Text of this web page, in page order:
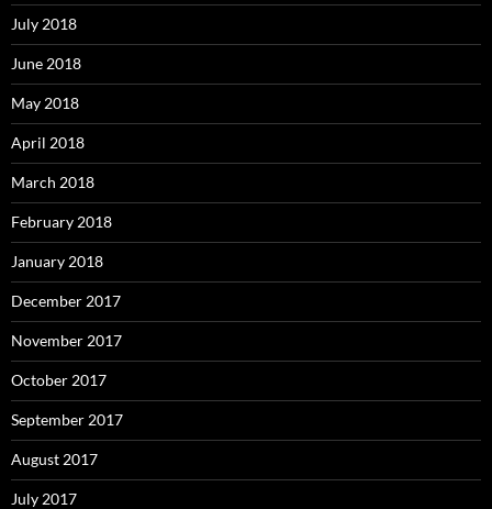
July 2018
June 2018
May 2018
April 2018
March 2018
February 2018
January 2018
December 2017
November 2017
October 2017
September 2017
August 2017
July 2017